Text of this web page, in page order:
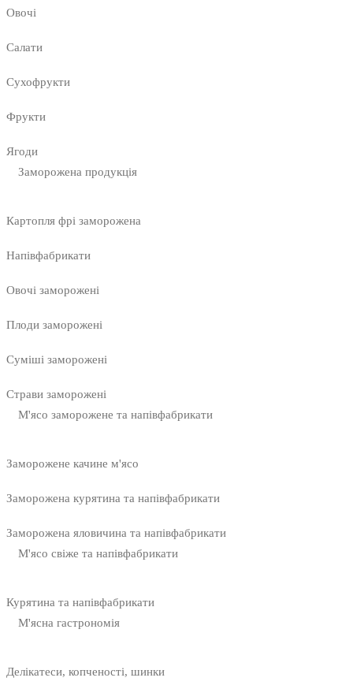
Овочі
Салати
Сухофрукти
Фрукти
Ягоди
Заморожена продукція
Картопля фрі заморожена
Напівфабрикати
Овочі заморожені
Плоди заморожені
Суміші заморожені
Страви заморожені
М'ясо заморожене та напівфабрикати
Заморожене качине м'ясо
Заморожена курятина та напівфабрикати
Заморожена яловичина та напівфабрикати
М'ясо свіже та напівфабрикати
Курятина та напівфабрикати
М'ясна гастрономія
Делікатеси, копченості, шинки